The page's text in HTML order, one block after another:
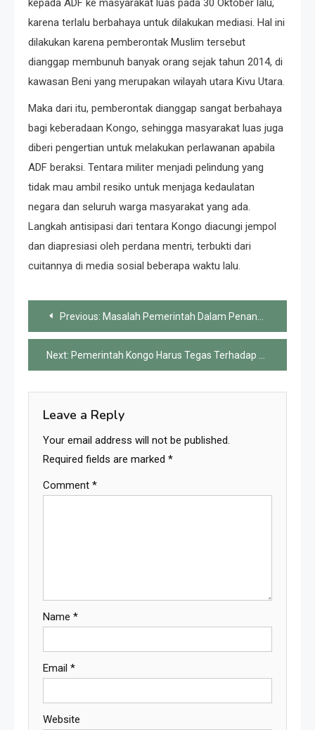
kepada ADF ke masyarakat luas pada 30 Oktober lalu,
karena terlalu berbahaya untuk dilakukan mediasi. Hal ini
dilakukan karena pemberontak Muslim tersebut
dianggap membunuh banyak orang sejak tahun 2014, di
kawasan Beni yang merupakan wilayah utara Kivu Utara.
Maka dari itu, pemberontak dianggap sangat berbahaya
bagi keberadaan Kongo, sehingga masyarakat luas juga
diberi pengertian untuk melakukan perlawanan apabila
ADF beraksi. Tentara militer menjadi pelindung yang
tidak mau ambil resiko untuk menjaga kedaulatan
negara dan seluruh warga masyarakat yang ada.
Langkah antisipasi dari tentara Kongo diacungi jempol
dan diapresiasi oleh perdana mentri, terbukti dari
cuitannya di media sosial beberapa waktu lalu.
Post
navigation
Previous: Masalah Pemerintah Dalam Penanganan Virus Ebola
Next: Pemerintah Kongo Harus Tegas Terhadap Kelompok Bersenjata Demi Kemanusiaan
Leave a Reply
Your email address will not be published.
Required fields are marked *
Comment *
Name *
Email *
Website